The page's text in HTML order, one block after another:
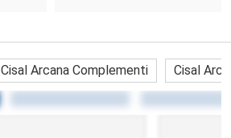
Cisal Arcana Complementi Cisal